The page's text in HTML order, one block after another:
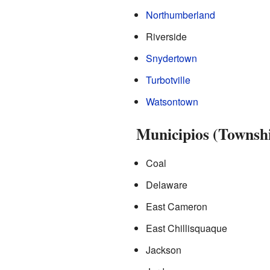
Northumberland
Riverside
Snydertown
Turbotville
Watsontown
Municipios
Coal
Delaware
East Cameron
East Chillisquaque
Jackson